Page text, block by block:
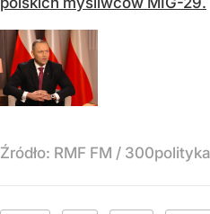
Źródło: RMF FM /